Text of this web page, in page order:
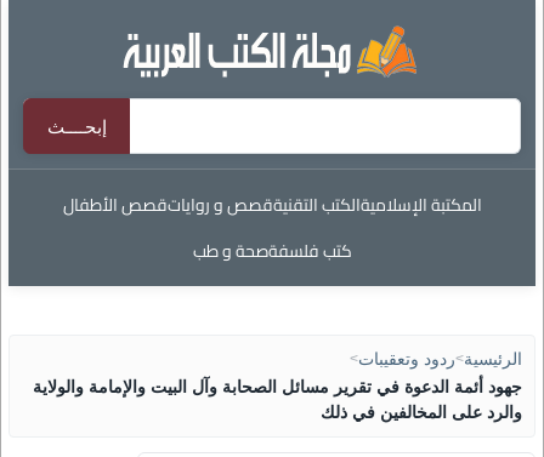
المكتبة الإسلاميةالكتب التقنيةقصص و رواياتقصص الأطفال
كتب فلسفةصحة و طب
الرئيسية>ردود وتعقيبات>
جهود أئمة الدعوة في تقرير مسائل الصحابة وآل البيت والإمامة والولاية
والرد على المخالفين في ذلك